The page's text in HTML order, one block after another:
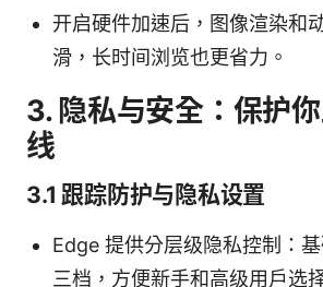
开启硬件加速后，图像渲染和
滑，长时间浏览也更省力。
3. 隐私与安全：保护
线
3.1 跟踪防护与隐私设置
Edge 提供分层级隐私控制：
三档，方便新手和高级用户选